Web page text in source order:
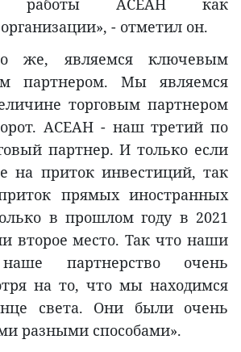
работы АСЕАН как
- отметил он.
же, являемся ключевым
партнером. Мы являемся
торговым партнером
АСЕАН - наш третий по
партнер. И только если
на приток инвестиций, так
прямых иностранных
в прошлом году в 2021
второе место. Так что наши
партнерство очень
на то, что мы находимся
света. Они были очень
разными способами».